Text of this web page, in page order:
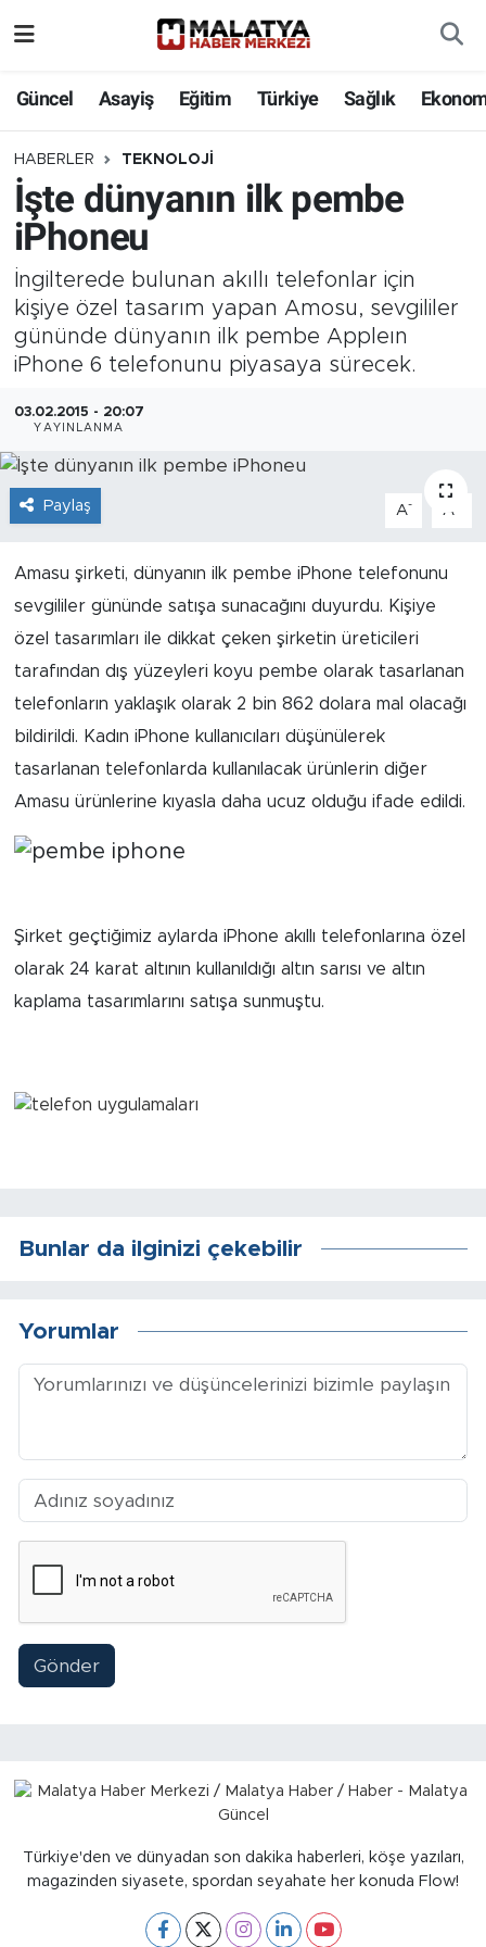
Güncel Asayiş Eğitim Türkiye Sağlık
HABERLER TEKNOLOJI
İşte dünyanın ilk pembe
iPhoneu
İngilterede bulunan akıllı telefonlar için
kişiye özel tasarım yapan Amosu, sevgililer
gününde dünyanın ilk pembe Appleın
iPhone 6 telefonunu piyasaya sürecek.
03.02.2015 - 20:07
YAYINLANMA
Paylaş A- A
Amasu şirketi, dünyanın ilk pembe iPhone telefonunu
sevgililer gününde satışa sunacağını duyurdu. Kişiye
özel tasarımları ile dikkat çeken şirketin üreticileri
tarafından dış yüzeyleri koyu pembe olarak tasarlanan
telefonların yaklaşık olarak 2 bin 862 dolara mal olacağı
bildirildi. Kadın iPhone kullanıcıları düşünülerek
tasarlanan telefonlarda kullanılacak ürünlerin diğer
Amasu ürünlerine kıyasla daha ucuz olduğu ifade edildi.
Şirket geçtiğimiz aylarda iPhone akıllı telefonlarına özel
olarak 24 karat altının kullanıldığı altın sarısı ve altın
kaplama tasarımlarını satışa sunmuştu.
Bunlar da ilginizi çekebilir
Yorumlar
Gönder
Türkiye'den ve dünyadan son dakika haberleri, köşe yazıları,
magazinden siyasete, spordan seyahate her konuda Flow!
Eğitim
Türkiye
Sağlık
Ekonomi
Güncel
Kültür
Teknoloji
İş İlanları
Dünya
Spor
Kuluncak
Yeşilyurt
Akçadağ
Arapgir
Hekimhan
Asayiş
Siyaset